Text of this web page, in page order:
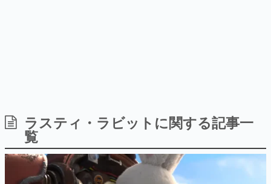
日本のコンテンツ産業やカルチャーに与えた影響を探る企
画です。
日本モバイルゲーム産業史
日本のモバイルゲーム史における主要なトピック・タイト
ルを網羅するほか、開発者へのインタビューや識者による
解説を掲載。約20年の歴史が一望できる決定版！
ラスティ・ラビットに関する記事一
覧